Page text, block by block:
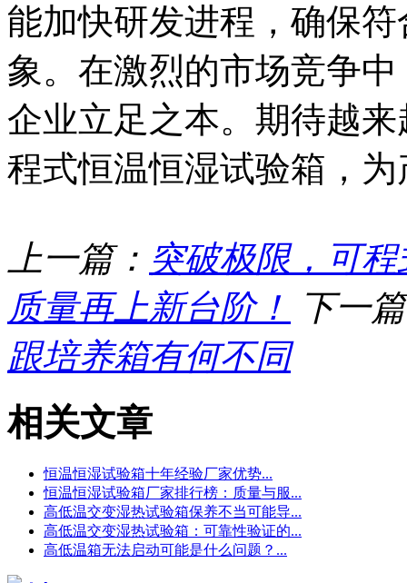
能加快研发进程，确保
象。在激烈的市场竞争
企业立足之本。期待越
程式恒温恒湿试验箱，
上一篇： 突破极限，可
质量再上新台阶！
下一
跟培养箱有何不同
相关文章
恒温恒湿试验箱十年经验厂家优势...
恒温恒湿试验箱厂家排行榜：质量与服...
高低温交变湿热试验箱保养不当可能导...
高低温交变湿热试验箱：可靠性验证的...
高低温箱无法启动可能是什么问题？...